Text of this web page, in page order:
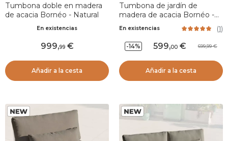
Tumbona doble en madera
de acacia Bornéo - Natural
En existencias
999,99
Añadir a la cesta
Tumbona de jardín de
madera de acacia Bornéo -
En existencias (1)
-14% 599,00 699,99
Añadir a la cesta